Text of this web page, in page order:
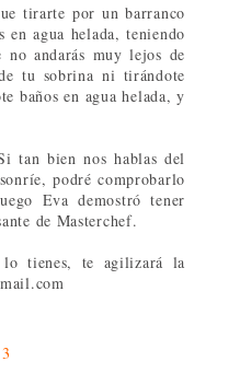
tirarte por un barranco
en agua helada, teniendo
no andarás muy lejos de
tu sobrina ni tirándote
baños en agua helada, y
tan bien nos hablas del
podré comprobarlo
Eva demostró tener
de Masterchef.
tienes, te agilizará la